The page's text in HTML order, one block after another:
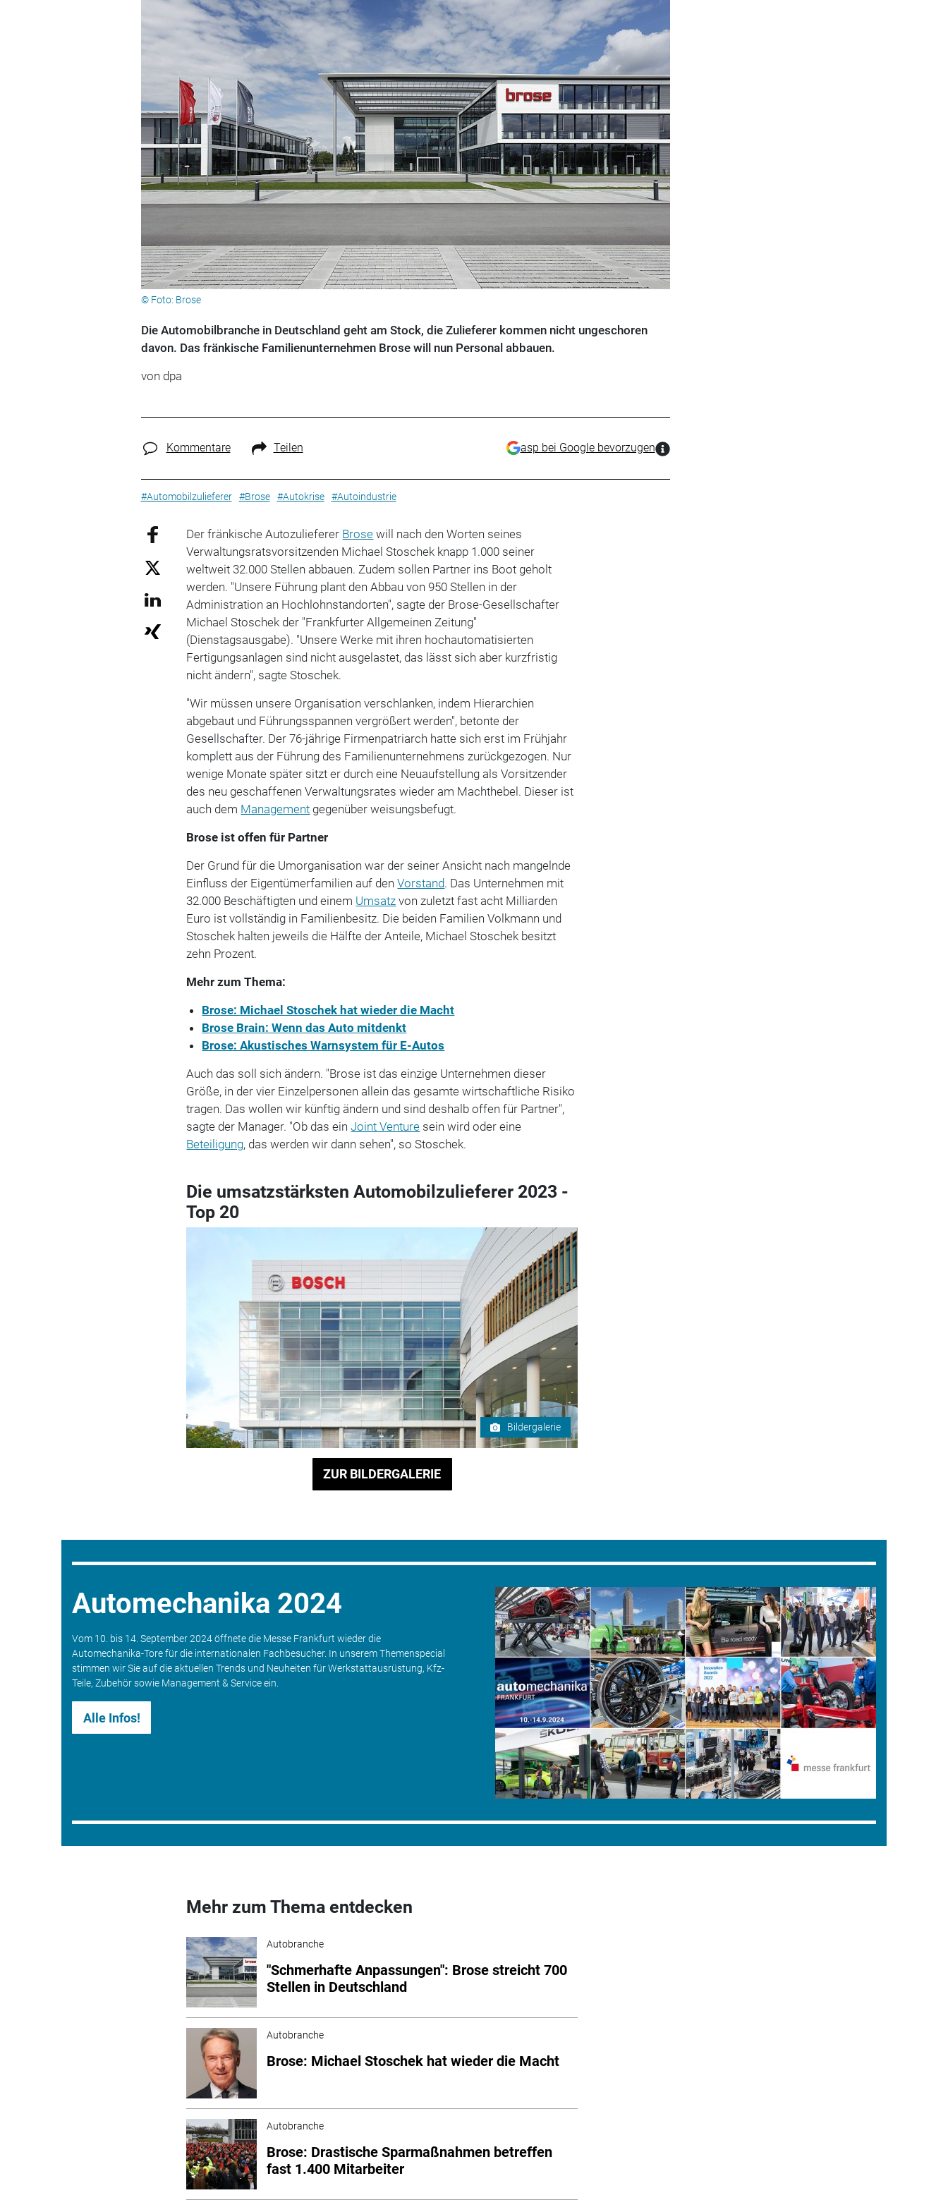
© Foto: Brose
Die Automobilbranche in Deutschland geht am Stock, die Zulieferer kommen nicht ungeschoren
davon. Das fränkische Familienunternehmen Brose will nun Personal abbauen.
von dpa
Kommentare Teilen asp bei Google bevorzugen
#Automobilzulieferer #Brose #Autokrise #Autoindustrie
Der fränkische Autozulieferer Brose will nach den Worten seines
Verwaltungsratsvorsitzenden Michael Stoschek knapp 1.000 seiner
weltweit 32.000 Stellen abbauen. Zudem sollen Partner ins Boot geholt
werden. "Unsere Führung plant den Abbau von 950 Stellen in der
Administration an Hochlohnstandorten", sagte der Brose-Gesellschafter
Michael Stoschek der "Frankfurter Allgemeinen Zeitung"
(Dienstagsausgabe). "Unsere Werke mit ihren hochautomatisierten
Fertigungsanlagen sind nicht ausgelastet, das lässt sich aber kurzfristig
nicht ändern", sagte Stoschek.
"Wir müssen unsere Organisation verschlanken, indem Hierarchien
abgebaut und Führungsspannen vergrößert werden", betonte der
Gesellschafter. Der 76-jährige Firmenpatriarch hatte sich erst im Frühjahr
komplett aus der Führung des Familienunternehmens zurückgezogen. Nur
wenige Monate später sitzt er durch eine Neuaufstellung als Vorsitzender
des neu geschaffenen Verwaltungsrates wieder am Machthebel. Dieser ist
auch dem Management gegenüber weisungsbefugt.
Brose ist offen für Partner
Der Grund für die Umorganisation war der seiner Ansicht nach mangelnde
Einfluss der Eigentümerfamilien auf denVorstand. Das Unternehmen mit
32.000 Beschäftigten und einem Umsatz von zuletzt fast acht Milliarden
Euro ist vollständig in Familienbesitz. Die beiden Familien Volkmann und
Stoschek halten jeweils die Hälfte der Anteile, Michael Stoschek besitzt
zehn Prozent.
Mehr zum Thema:
Brose: Michael Stoschek hat wieder die Macht
Brose Brain: Wenn das Auto mitdenkt
Brose: Akustisches Warnsystem für E-Autos
Auch das soll sich ändern. "Brose ist das einzige Unternehmen dieser
Größe, in der vier Einzelpersonen allein das gesamte wirtschaftliche Risiko
tragen. Das wollen wir künftig ändern und sind deshalb offen für Partner",
sagte der Manager. "Ob das einJoint Venture sein wird oder eine
Beteiligung, das werden wir dann sehen", so Stoschek.
Die umsatzstärksten Automobilzulieferer 2023 -
Top 20
Bildergalerie
ZUR BILDERGALERIE
Automechanika 2024
Vom 10. bis 14. September 2024 öffnete die Messe Frankfurt wieder die
Automechanika-Tore für die internationalen Fachbesucher. In unserem Themenspecial
stimmen wir Sie auf die aktuellen Trends und Neuheiten für Werkstattausrüstung, Kfz-
Teile, Zubehör sowie Management & Service ein.
Alle Infos!
Mehr zum Thema entdecken
Autobranche
"Schmerhafte Anpassungen": Brose streicht 700
Stellen in Deutschland
Autobranche
Brose: Michael Stoschek hat wieder die Macht
Autobranche
Brose: Drastische Sparmaßnahmen betreffen
fast 1.400 Mitarbeiter